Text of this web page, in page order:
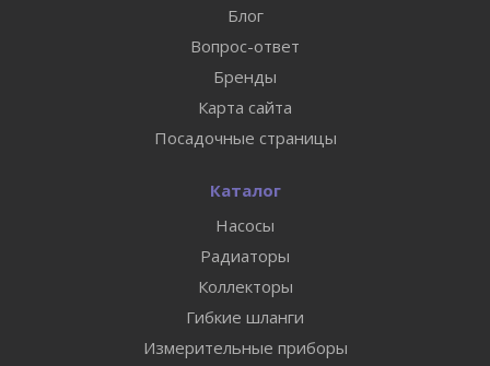
Блог
Вопрос-ответ
Бренды
Карта сайта
Посадочные страницы
Каталог
Насосы
Радиаторы
Коллекторы
Гибкие шланги
Измерительные приборы